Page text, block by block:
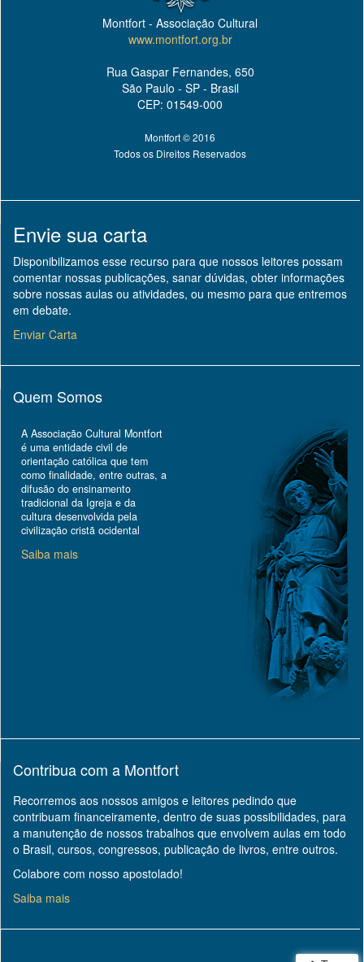
Montfort - Associação Cultural
www.montfort.org.br
Rua Gaspar Fernandes, 650
São Paulo - SP - Brasil
CEP: 01549-000
Montfort © 2016
Todos os Direitos Reservados
Envie sua carta
Disponibilizamos esse recurso para que nossos leitores possam
comentar nossas publicações, sanar dúvidas, obter informações
sobre nossas aulas ou atividades, ou mesmo para que entremos
em debate.
Enviar Carta
Quem Somos
A Associação Cultural Montfort
é uma entidade civil de
orientação católica que tem
como finalidade, entre outras, a
difusão do ensinamento
tradicional da Igreja e da
cultura desenvolvida pela
civilização cristã ocidental
Saiba mais
Contribua com a Montfort
Recorremos aos nossos amigos e leitores pedindo que
contribuam financeiramente, dentro de suas possibilidades, para
a manutenção de nossos trabalhos que envolvem aulas em todo
o Brasil, cursos, congressos, publicação de livros, entre outros.
Colabore com nosso apostolado!
Saiba mais